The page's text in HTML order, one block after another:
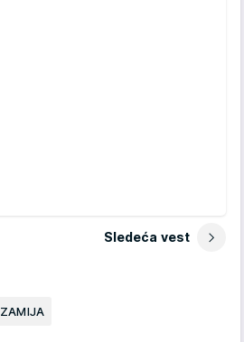
Sledeća vest
ZAMIJA